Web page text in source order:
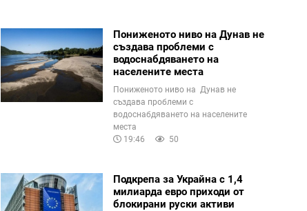
Пониженото ниво на Дунав не
създава проблеми с
водоснабдяването на
населените места
Пониженото ниво на Дунав не
създава проблеми с
водоснабдяването на населените
места
19:46
50
Подкрепа за Украйна с 1,4
милиарда евро приходи от
блокирани руски активи